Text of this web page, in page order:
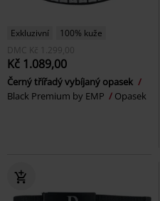
Exkluzivní
100% kuže
DMC
Kč 1.299,00
Kč 1.089,00
Černý třířadý vybíjaný opasek
Black Premium by EMP
Opasek